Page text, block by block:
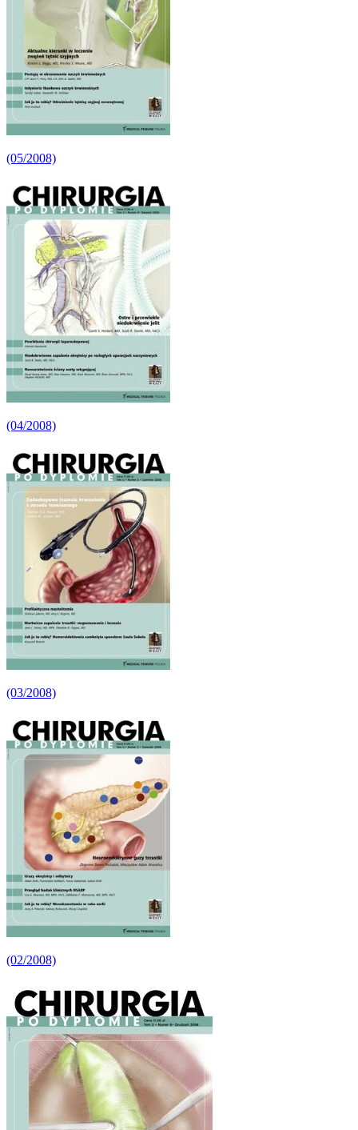
(05/2008)
(04/2008)
(03/2008)
(02/2008)